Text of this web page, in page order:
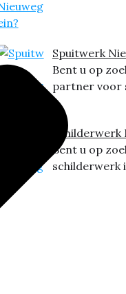
Spuitwerk
Bent u op
partner voor
Bent u op
schilderwerk